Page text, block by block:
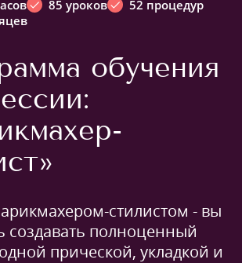
85 уроков
52 процедур
обучения
стилистом - вы
создавать полноценный
прической, укладкой и